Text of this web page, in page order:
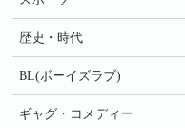
歴史・時代
BL(ボーイズラブ)
ギャグ・コメディー